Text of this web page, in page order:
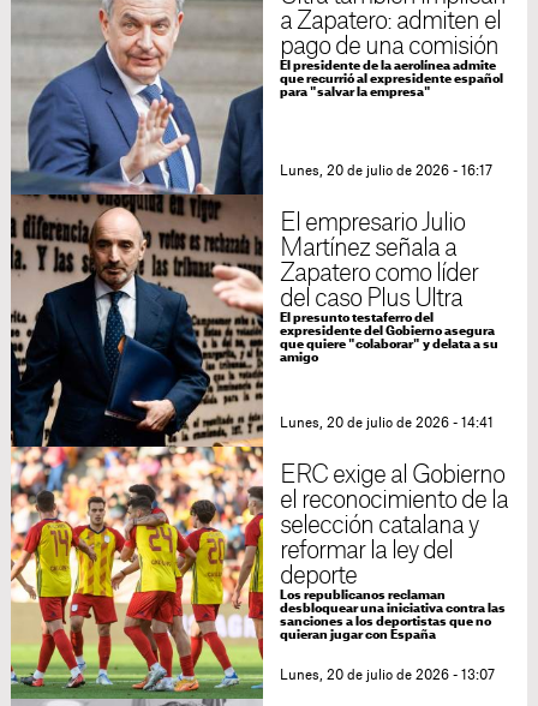
a Zapatero: admiten el
pago de una comisión
El presidente de la aerolínea admite
que recurrió al expresidente español
para "salvar la empresa"
Lunes, 20 de julio de 2026 - 16:17
El empresario Julio
Martínez señala a
Zapatero como líder
del caso Plus Ultra
El presunto testaferro del
expresidente del Gobierno asegura
que quiere "colaborar" y delata a su
amigo
Lunes, 20 de julio de 2026 - 14:41
ERC exige al Gobierno
el reconocimiento de la
selección catalana y
reformar la ley del
deporte
Los republicanos reclaman
desbloquear una iniciativa contra las
sanciones a los deportistas que no
quieran jugar con España
Lunes, 20 de julio de 2026 - 13:07